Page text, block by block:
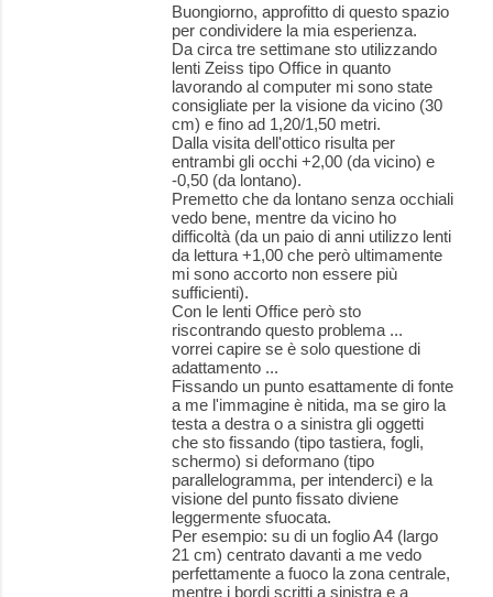
Buongiorno, approfitto di questo spazio
per condividere la mia esperienza.
Da circa tre settimane sto utilizzando
lenti Zeiss tipo Office in quanto
lavorando al computer mi sono state
consigliate per la visione da vicino (30
cm) e fino ad 1,20/1,50 metri.
Dalla visita dell'ottico risulta per
entrambi gli occhi +2,00 (da vicino) e
-0,50 (da lontano).
Premetto che da lontano senza occhiali
vedo bene, mentre da vicino ho
difficoltà (da un paio di anni utilizzo lenti
da lettura +1,00 che però ultimamente
mi sono accorto non essere più
sufficienti).
Con le lenti Office però sto
riscontrando questo problema ...
vorrei capire se è solo questione di
adattamento ...
Fissando un punto esattamente di fonte
a me l'immagine è nitida, ma se giro la
testa a destra o a sinistra gli oggetti
che sto fissando (tipo tastiera, fogli,
schermo) si deformano (tipo
parallelogramma, per intenderci) e la
visione del punto fissato diviene
leggermente sfuocata.
Per esempio: su di un foglio A4 (largo
21 cm) centrato davanti a me vedo
perfettamente a fuoco la zona centrale,
mentre i bordi scritti a sinistra e a